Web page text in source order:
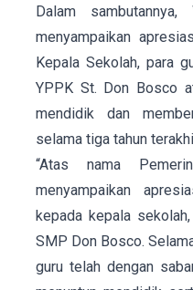
Dalam
menyampaikan
Kepala Sekolah, para
YPPK St. Don Bosco
mendidik dan
selama tiga tahun
“Atas nama
menyampaikan
kepada kepala
SMP Don Bosco.
guru telah dengan